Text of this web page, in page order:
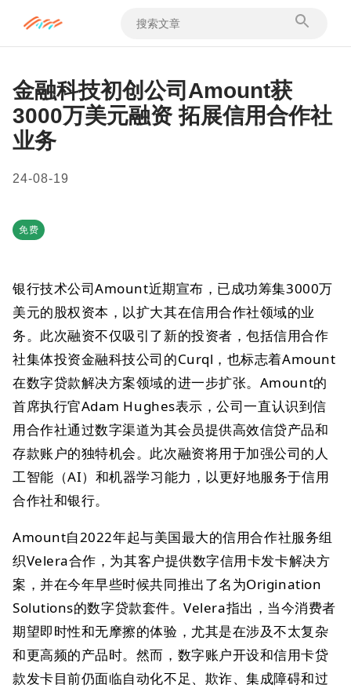
金融科技初创公司Amount获
3000万美元融资 拓展信用合作社
业务
24-08-19
免费
银行技术公司Amount近期宣布，已成功筹集3000万
美元的股权资本，以扩大其在信用合作社领域的业
务。此次融资不仅吸引了新的投资者，包括信用合作
社集体投资金融科技公司的Curql，也标志着Amount
在数字贷款解决方案领域的进一步扩张。Amount的
首席执行官Adam Hughes表示，公司一直认识到信
用合作社通过数字渠道为其会员提供高效信贷产品和
存款账户的独特机会。此次融资将用于加强公司的人
工智能（AI）和机器学习能力，以更好地服务于信用
合作社和银行。
Amount自2022年起与美国最大的信用合作社服务组
织Velera合作，为其客户提供数字信用卡发卡解决方
案，并在今年早些时候共同推出了名为Origination
Solutions的数字贷款套件。Velera指出，当今消费者
期望即时性和无摩擦的体验，尤其是在涉及不太复杂
和更高频的产品时。然而，数字账户开设和信用卡贷
款发卡目前仍面临自动化不足、欺诈、集成障碍和过